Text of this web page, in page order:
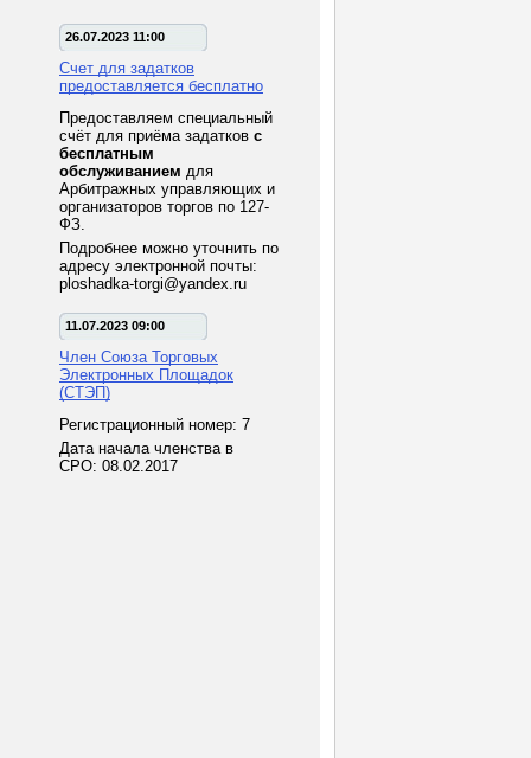
26.07.2023 11:00
Счет для задатков
предоставляется бесплатно
Предоставляем специальный
счёт для приёма задатков с
бесплатным
обслуживанием для
Арбитражных управляющих и
организаторов торгов по 127-
ФЗ.
Подробнее можно уточнить по
адресу электронной почты:
ploshadka-torgi@yandex.ru
11.07.2023 09:00
Член Союза Торговых
Электронных Площадок
(СТЭП)
Регистрационный номер: 7
Дата начала членства в
СРО: 08.02.2017